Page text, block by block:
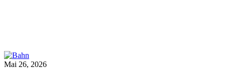
Mai 26, 2026